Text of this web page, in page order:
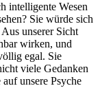
intelligente Wesen
Sie würde sich
unserer Sicht
wirken, und
egal. Sie
viele Gedanken
unsere Psyche